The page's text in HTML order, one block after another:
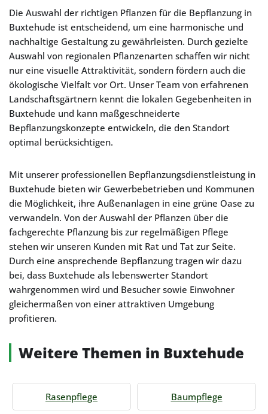
Die Auswahl der richtigen Pflanzen für die Bepflanzung in
Buxtehude ist entscheidend, um eine harmonische und
nachhaltige Gestaltung zu gewährleisten. Durch gezielte
Auswahl von regionalen Pflanzenarten schaffen wir nicht
nur eine visuelle Attraktivität, sondern fördern auch die
ökologische Vielfalt vor Ort. Unser Team von erfahrenen
Landschaftsgärtnern kennt die lokalen Gegebenheiten in
Buxtehude und kann maßgeschneiderte
Bepflanzungskonzepte entwickeln, die den Standort
optimal berücksichtigen.
Mit unserer professionellen Bepflanzungsdienstleistung in
Buxtehude bieten wir Gewerbebetrieben und Kommunen
die Möglichkeit, ihre Außenanlagen in eine grüne Oase zu
verwandeln. Von der Auswahl der Pflanzen über die
fachgerechte Pflanzung bis zur regelmäßigen Pflege
stehen wir unseren Kunden mit Rat und Tat zur Seite.
Durch eine ansprechende Bepflanzung tragen wir dazu
bei, dass Buxtehude als lebenswerter Standort
wahrgenommen wird und Besucher sowie Einwohner
gleichermaßen von einer attraktiven Umgebung
profitieren.
Weitere Themen in Buxtehude
Rasenpflege Baumpflege